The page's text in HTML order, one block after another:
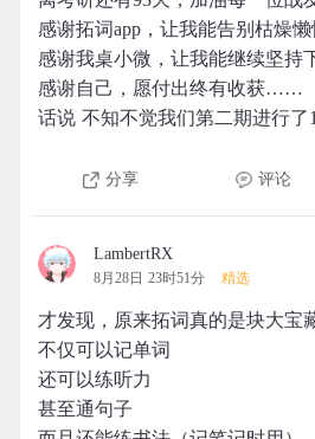
感谢拓词app，让我能告别枯燥
感谢我桌小微，让我能继续坚持
感谢自己，愿付出终有收获……
话说 不知不觉我们第二期进行了
分享 评论
LambertRX
8月28日 23时51分 精选
才发现，原来拓词真的是块大宝
不仅可以记单词
还可以练听力
甚至通句子